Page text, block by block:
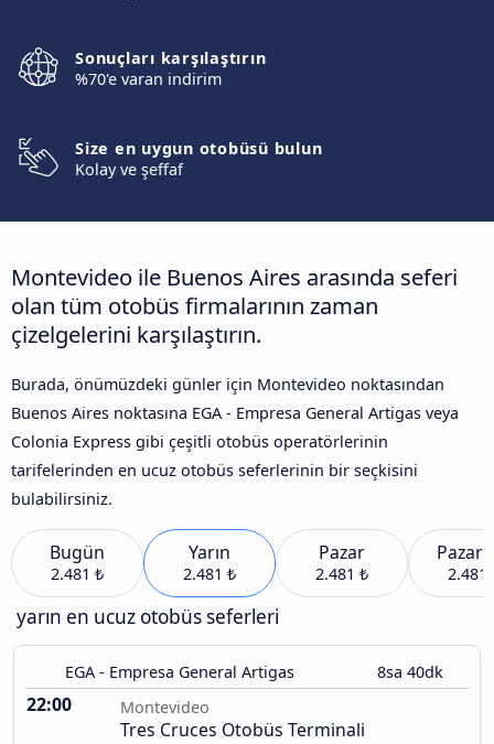
Sonuçları karşılaştırın
%70'e varan indirim
Size en uygun otobüsü bulun
Kolay ve şeffaf
Montevideo ile Buenos Aires arasında seferi
olan tüm otobüs firmalarının zaman
çizelgelerini karşılaştırın.
Burada, önümüzdeki günler için Montevideo noktasından
Buenos Aires noktasına EGA - Empresa General Artigas veya
Colonia Express gibi çeşitli otobüs operatörlerinin
tarifelerinden en ucuz otobüs seferlerinin bir seçkisini
bulabilirsiniz.
Bugün
2.481 ₺
Yarın
2.481 ₺
Pazar
2.481 ₺ 2.481
yarın en ucuz otobüs seferleri
EGA - Empresa General Artigas 8sa 40dk
22:00 Montevideo
Tres Cruces Otobüs Terminali